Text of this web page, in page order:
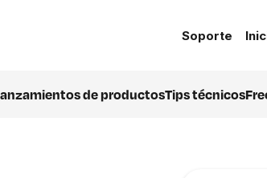
Soporte
de productosTips técnicos